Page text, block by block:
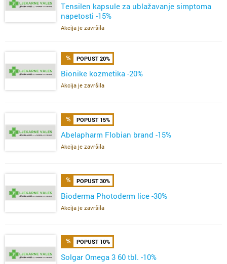
Tensilen kapsule za ublažavanje simptoma
napetosti -15%
Akcija je završila
POPUST 20%
Bionike kozmetika -20%
Akcija je završila
POPUST 15%
Abelapharm Flobian brand -15%
Akcija je završila
POPUST 30%
Bioderma Photoderm lice -30%
Akcija je završila
POPUST 10%
Solgar Omega 3 60 tbl. -10%